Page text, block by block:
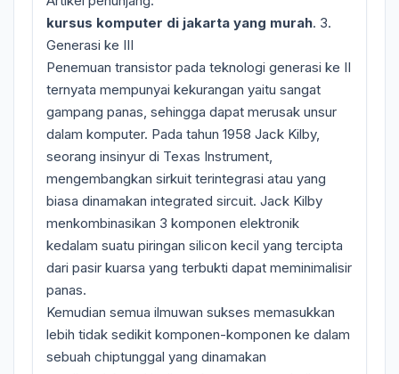
kursus komputer di jakarta yang murah. 3.
Generasi ke III
Penemuan transistor pada teknologi generasi ke II
ternyata mempunyai kekurangan yaitu sangat
gampang panas, sehingga dapat merusak unsur
dalam komputer. Pada tahun 1958 Jack Kilby,
seorang insinyur di Texas Instrument,
mengembangkan sirkuit terintegrasi atau yang
biasa dinamakan integrated sircuit. Jack Kilby
menkombinasikan 3 komponen elektronik
kedalam suatu piringan silicon kecil yang tercipta
dari pasir kuarsa yang terbukti dapat meminimalisir
panas.
Kemudian semua ilmuwan sukses memasukkan
lebih tidak sedikit komponen-­komponen ke dalam
sebuah chiptunggal yang dinamakan